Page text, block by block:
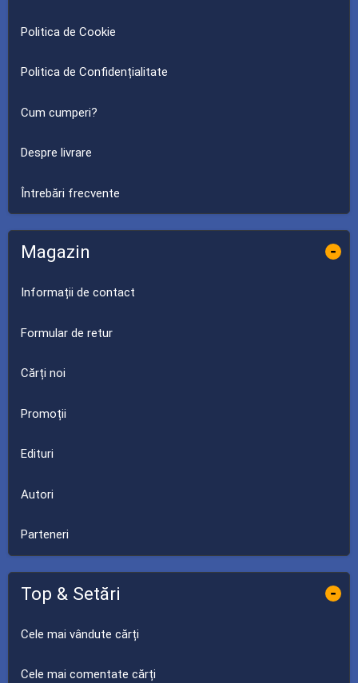
Politica de Cookie
Politica de Confidențialitate
Cum cumperi?
Despre livrare
Întrebări frecvente
Magazin -
Informații de contact
Formular de retur
Cărți noi
Promoții
Edituri
Autori
Parteneri
Top & Setări -
Cele mai vândute cărți
Cele mai comentate cărți